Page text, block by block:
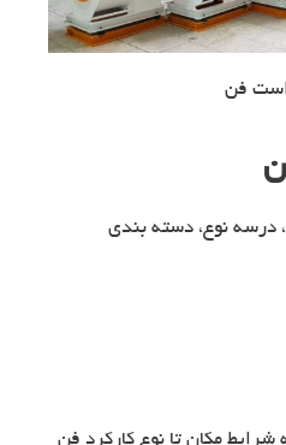
فن
درسه نوع، دسته بندی
مکان تا نوع کارکرد فن